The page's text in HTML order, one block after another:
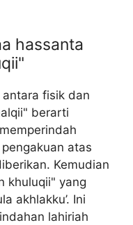
hassanta
fisik dan
berarti
atas
Kemudian
khuluqii" yang
akhlakku’. Ini
lahiriah